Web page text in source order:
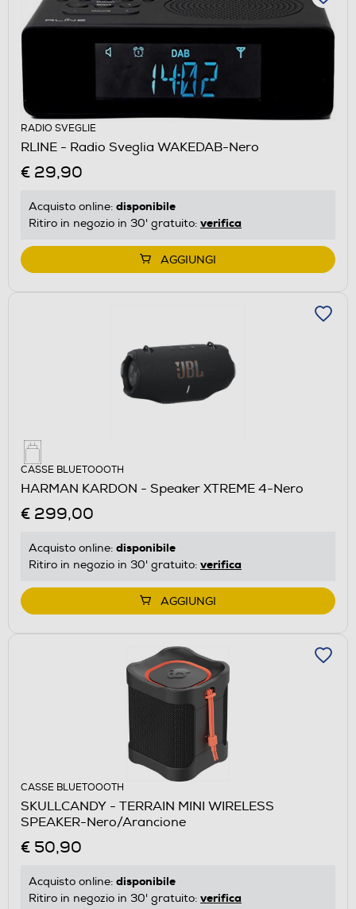
RADIO SVEGLIE
RLINE - Radio Sveglia WAKEDAB-Nero
€ 29,90
Acquisto online: disponibile
Ritiro in negozio in 30' gratuito: verifica
AGGIUNGI
CASSE BLUETOOOTH
HARMAN KARDON - Speaker XTREME 4-Nero
€ 299,00
Acquisto online: disponibile
Ritiro in negozio in 30' gratuito: verifica
AGGIUNGI
CASSE BLUETOOOTH
SKULLCANDY - TERRAIN MINI WIRELESS
SPEAKER-Nero/Arancione
€ 50,90
Acquisto online: disponibile
Ritiro in negozio in 30' gratuito: verifica